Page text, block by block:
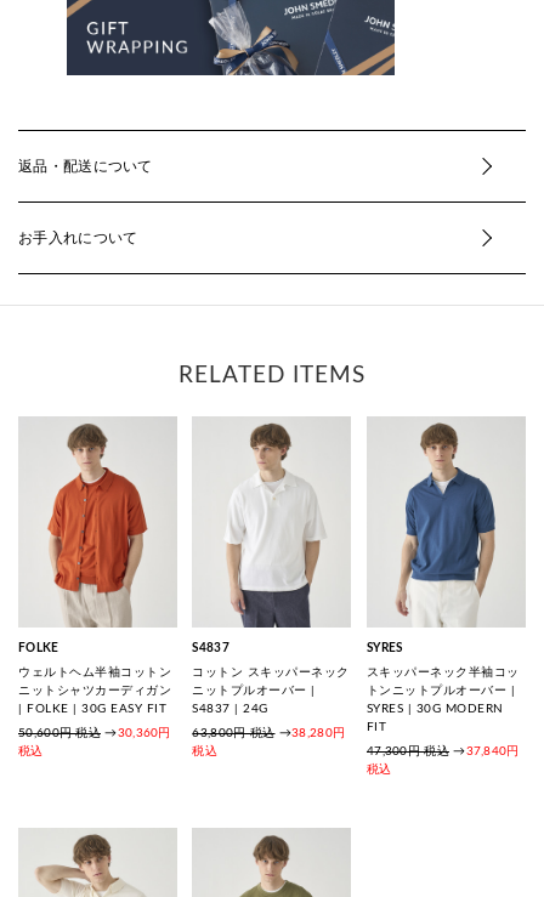
返品・配送について
お手入れについて
RELATED ITEMS
FOLKE
ウェルトヘム半袖コットン
ニットシャツカーディガン
| FOLKE | 30G EASY FIT
50,600円 税込 →30,360円
税込
S4837
コットン スキッパーネック
ニットプルオーバー |
S4837 | 24G
63,800円 税込→38,280円
税込
SYRES
スキッパーネック半袖コッ
トンニットプルオーバー |
SYRES | 30G MODERN
FIT
47,300円 税込→37,840円
税込